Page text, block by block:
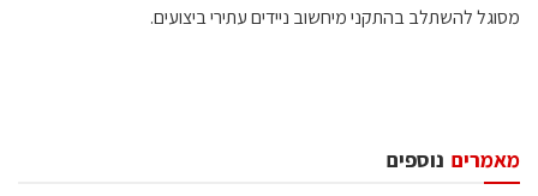
מסוגל להשתלב בהתקני מיחשוב ניידים עתירי ביצועים.
נוספים מאמרים